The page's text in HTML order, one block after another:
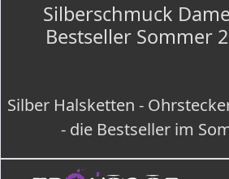
Silberschmuck
Bestseller Sommer
Silber Halsketten -
- die Bestseller im